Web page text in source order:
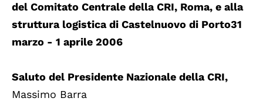
del Comitato Centrale della CRI, Roma, e alla
struttura logistica di Castelnuovo di Porto31
marzo - 1 aprile 2006
Saluto del Presidente Nazionale della CRI,
Massimo Barra